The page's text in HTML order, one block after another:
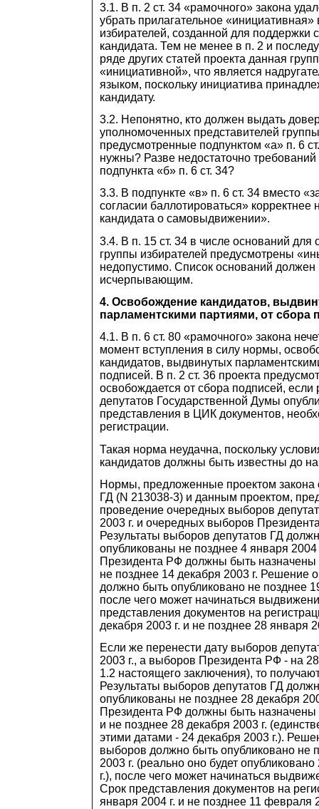
3.1. В п. 2 ст. 34 «рамочного» закона
убрать прилагательное
избирателей, созданной для
кандидата. Тем не менее в п. 2 и
ряде других статей проекта данная
«инициативной», что является
языком, поскольку инициатива
кандидату.
3.2. Непонятно, кто должен выдать
уполномоченных представителей
предусмотренные подпунктом «а» п. 6
нужны? Разве недостаточно требований
подпункта «б» п. 6 ст. 34?
3.3. В подпункте «в» п. 6 ст. 34 вместо
согласии баллотироваться» корректнее
кандидата о самовыдвижении».
3.4. В п. 15 ст. 34 в числе оснований для
группы избирателей предусмотрены
недопустимо. Список оснований должен
исчерпывающим.
4. Освобождение кандидатов,
парламентскими партиями, от сбора
4.1. В п. 6 ст. 80 «рамочного» закона
момент вступления в силу нормы,
кандидатов, выдвинутых
подписей. В п. 2 ст. 36 проекта
освобождается от сбора подписей, если
депутатов Государственной Думы
представления в ЦИК документов,
регистрации.
Такая норма неудачна, поскольку
кандидатов должны быть известны до
Нормы, предложенные проектом закона
ГД (N 213038-3) и данным проектом,
проведение очередных выборов
2003 г. и очередных выборов
Результаты выборов депутатов ГД
опубликованы не позднее 4 января
Президента РФ должны быть назначены
не позднее 14 декабря 2003 г. Решение
должно быть опубликовано не позднее
после чего может начинаться
представления документов на
декабря 2003 г. и не позднее 28 января
Если же перенести дату выборов
2003 г., а выборов Президента РФ - на
1.2 настоящего заключения), то
Результаты выборов депутатов ГД
опубликованы не позднее 28 декабря
Президента РФ должны быть назначены
и не позднее 28 декабря 2003 г.
этими датами - 24 декабря 2003 г.).
выборов должно быть опубликовано не
2003 г. (реально оно будет
г.), после чего может начинаться
Срок представления документов на
января 2004 г. и не позднее 11 февраля